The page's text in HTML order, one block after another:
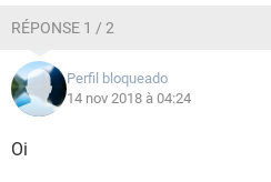
RÉPONSE 1 / 2
Perfil bloqueado
14 nov 2018 à 04:24
Oi